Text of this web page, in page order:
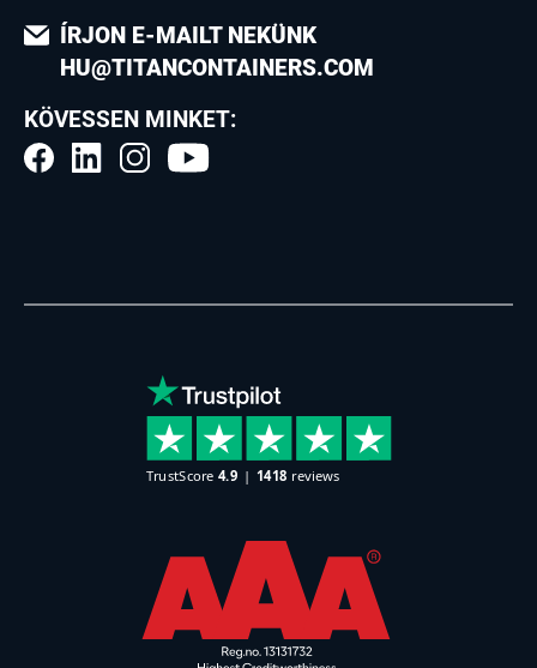
ÍRJON E-MAILT NEKÜNK
HU@TITANCONTAINERS.COM
KÖVESSEN MINKET: